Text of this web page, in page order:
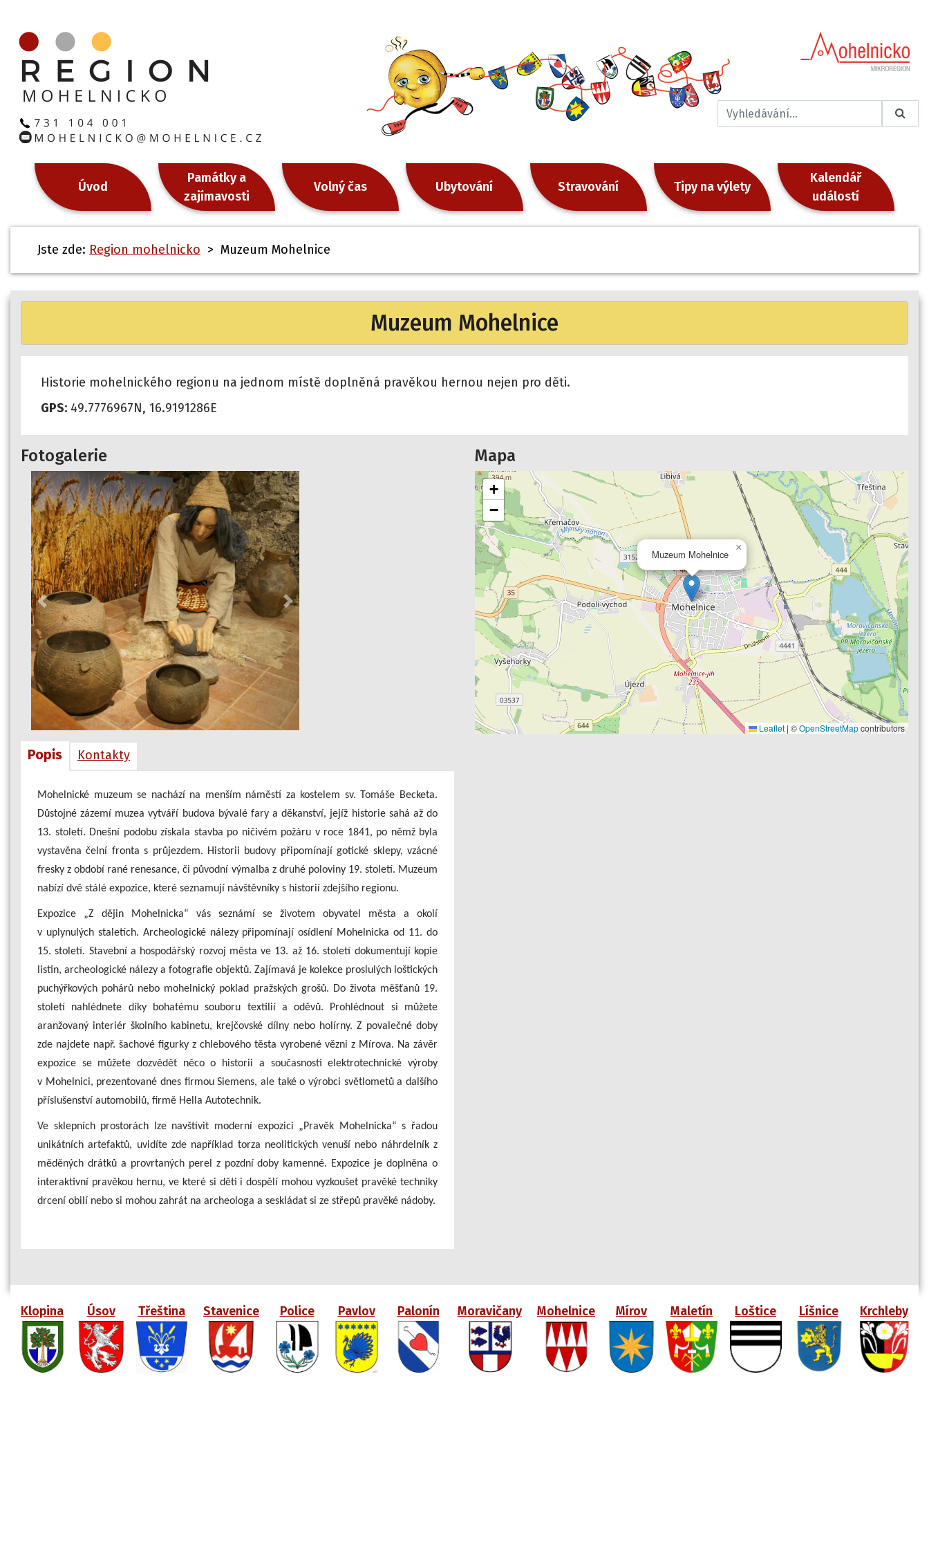
Úvod
Památky a
zajímavosti
Volný čas Ubytování Stravování Tipy na výlety
Kalendář
událostí
Jste zde: Region mohelnicko > Muzeum Mohelnice
Muzeum Mohelnice
Historie mohelnického regionu na jednom místě doplněná pravěkou hernou nejen pro děti.
GPS: 49.7776967N, 16.9191286E
Fotogalerie
Previous Next
Popis Kontakty
Mohelnické muzeum se nachází na menším náměstí za kostelem sv. Tomáše Becketa.
Důstojné zázemí muzea vytváří budova bývalé fary a děkanství, jejíž historie sahá až do
13. století. Dnešní podobu získala stavba po ničivém požáru v roce 1841, po němž byla
vystavěna čelní fronta s průjezdem. Historii budovy připomínají gotické sklepy, vzácné
fresky z období rané renesance, či původní výmalba z druhé poloviny 19. století. Muzeum
nabízí dvě stálé expozice, které seznamují návštěvníky s historií zdejšího regionu.
Expozice „Z dějin Mohelnicka“ vás seznámí se životem obyvatel města a okolí
v uplynulých staletích. Archeologické nálezy připomínají osídlení Mohelnicka od 11. do
15. století. Stavební a hospodářský rozvoj města ve 13. až 16. století dokumentují kopie
listin, archeologické nálezy a fotografie objektů. Zajímavá je kolekce proslulých loštických
puchýřkových pohárů nebo mohelnický poklad pražských grošů. Do života měšťanů 19.
století nahlédnete díky bohatému souboru textilií a oděvů. Prohlédnout si můžete
aranžovaný interiér školního kabinetu, krejčovské dílny nebo holírny. Z povalečné doby
zde najdete např. šachové figurky z chlebového těsta vyrobené vězni z Mírova. Na závěr
expozice se můžete dozvědět něco o historii a současnosti elektrotechnické výroby
v Mohelnici, prezentované dnes firmou Siemens, ale také o výrobci světlometů a dalšího
příslušenství automobilů, firmě Hella Autotechnik.
Ve sklepních prostorách lze navštívit moderní expozici „Pravěk Mohelnicka“ s řadou
unikátních artefaktů, uvidíte zde například torza neolitických venuší nebo náhrdelník z
měděných drátků a provrtaných perel z pozdní doby kamenné. Expozice je doplněna o
interaktivní pravěkou hernu, ve které si děti i dospělí mohou vyzkoušet pravěké techniky
drcení obilí nebo si mohou zahrát na archeologa a seskládat si ze střepů pravěké nádoby.
Mapa
Muzeum Mohelnice
×
+
−
Leaflet | ©OpenStreetMapcontributors
Klopina Úsov Třeština Stavenice Police Pavlov Palonín Moravičany Mohelnice Mírov Maletín Loštice Líšnice Krchleby